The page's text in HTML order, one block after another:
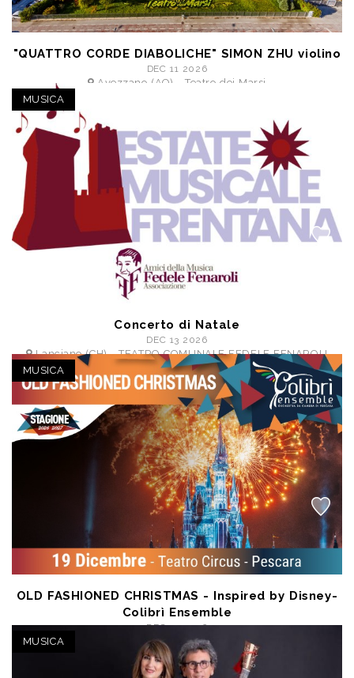
"QUATTRO CORDE DIABOLICHE" SIMON ZHU violino
DEC 11 2026
Avezzano (AQ) - Teatro dei Marsi
MUSICA
Concerto di Natale
DEC 13 2026
Lanciano (CH) - TEATRO COMUNALE FEDELE FENAROLI
a partire da € 10,00
MUSICA
OLD FASHIONED CHRISTMAS - Inspired by Disney-
Colibrì Ensemble
DEC 19 2026
Pescara (PE) - Teatro Circus
a partire da € 15,00
MUSICA